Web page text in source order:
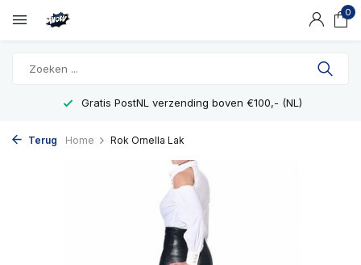
0
Gratis PostNL verzending boven €100,- (NL)
Terug Home Rok Ornella Lak